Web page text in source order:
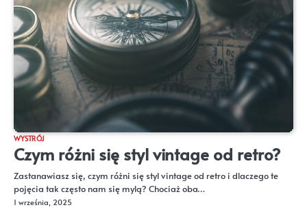
WYSTRÓJ
Czym różni się styl vintage od retro?
Zastanawiasz się, czym różni się styl vintage od retro i dlaczego te
pojęcia tak często nam się mylą? Chociaż oba…
1 września, 2025